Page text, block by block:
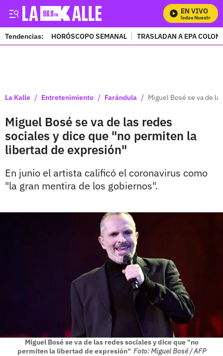
EN VIVO
Mira Todos Nuestros
Tendencias: HORÓSCOPO SEMANAL TRASLADAN A EPA
La Kalle / Entretenimiento / Farándula / Miguel Bosé se va de
Miguel Bosé se va de las redes
sociales y dice que "no permiten la
libertad de expresión"
En junio el artista calificó el coronavirus como
"la gran mentira de los gobiernos".
Miguel Bosé se va de las redes sociales y dice que "no
permiten la libertad de expresión" Foto: Miguel Bosé / AFP